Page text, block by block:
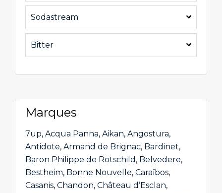
Sodastream
Bitter
Marques
7up, Acqua Panna, Aikan, Angostura,
Antidote, Armand de Brignac, Bardinet,
Baron Philippe de Rotschild , Belvedere,
Bestheim, Bonne Nouvelle, Caraïbos,
Casanis, Chandon, Château d’Esclan,